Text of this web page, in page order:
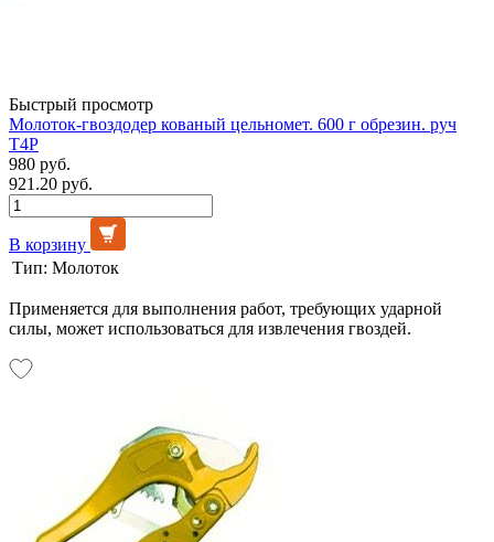
Быстрый просмотр
Молоток-гвоздодер кованый цельномет. 600 г обрезин. руч
T4P
980 руб.
921.20 руб.
В корзину
Тип: Молоток
Применяется для выполнения работ, требующих ударной
силы, может использоваться для извлечения гвоздей.